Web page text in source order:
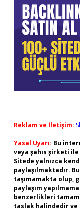
Reklam ve İletişim:
Yasal Uyarı: Bu
veya şahıs şirketi
Sitede yalnızca
paylaşılmaktadır.
taşımamakta olup,
paylaşım
benzerlikleri
taslak halindedir ve